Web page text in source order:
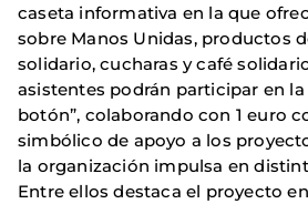
caseta informativa en la que
sobre Manos Unidas, productos
solidario, cucharas y café
asistentes podrán participar en
botón”, colaborando con 1 euro
simbólico de apoyo a los
la organización impulsa en
Entre ellos destaca el proyecto